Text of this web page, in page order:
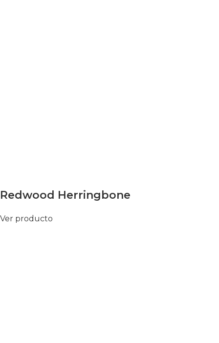
Redwood Herringbone
Ver producto